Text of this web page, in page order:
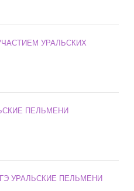
УРАЛЬСКИХ
ПЕЛЬМЕНИ
УРАЛЬСКИЕ ПЕЛЬМЕНИ